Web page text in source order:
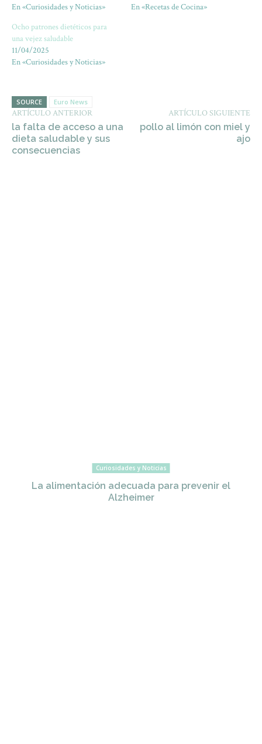
En «Curiosidades y Noticias»
En «Recetas de Cocina»
Ocho patrones dietéticos para
una vejez saludable
11/04/2025
En «Curiosidades y Noticias»
SOURCE Euro News
ARTÍCULO ANTERIOR
la falta de acceso a una
dieta saludable y sus
consecuencias
ARTÍCULO SIGUIENTE
pollo al limón con miel y
ajo
Curiosidades y Noticias
La alimentación adecuada para prevenir el
Alzheimer